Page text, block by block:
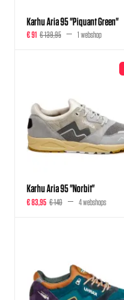
Karhu Aria 95 "Piquant Green"
€ 91 € 139,95 1 webshop
Karhu Aria 95 "Norbit"
€ 83,95 € 140 4 webshops